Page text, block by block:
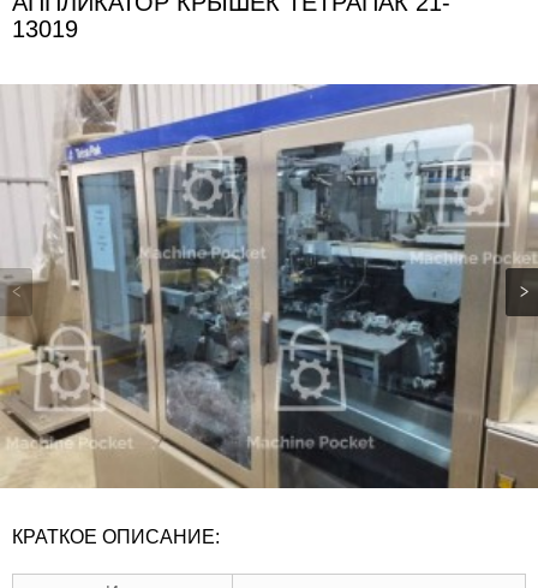
13019
КРАТКОЕ ОПИСАНИЕ: